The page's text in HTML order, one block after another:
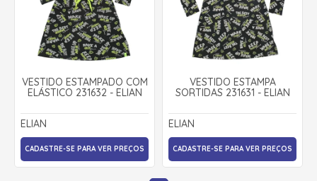
VESTIDO ESTAMPADO COM
ELÁSTICO 231632 - ELIAN
ELIAN
CADASTRE-SE PARA VER PREÇOS
VESTIDO ESTAMPA
SORTIDAS 231631 - ELIAN
ELIAN
CADASTRE-SE PARA VER PREÇOS